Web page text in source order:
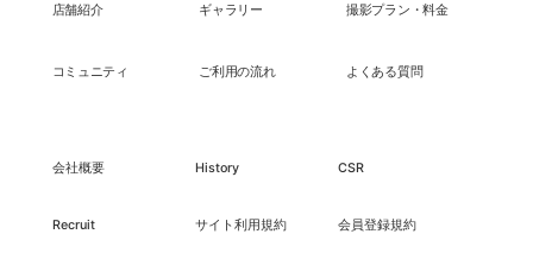
店舗紹介 ギャラリー 撮影プラン・料金
コミュニティ ご利用の流れ よくある質問
会社概要 History CSR
Recruit サイト利用規約 会員登録規約